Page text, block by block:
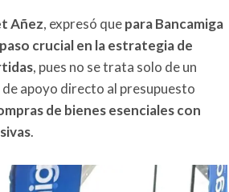
Añez, expresó quepara Bancamiga
crucial en la estrategia de
, pues no se trata solo de un
apoyo directo al presupuesto
de bienes esenciales con
.